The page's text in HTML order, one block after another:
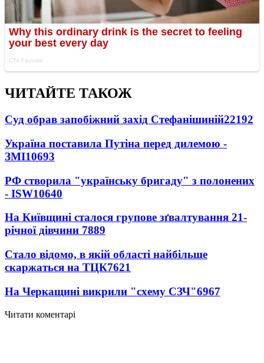
ЧИТАЙТЕ ТАКОЖ
Суд обрав запобіжний захід Стефанішиній22192
Україна поставила Путіна перед дилемою -
ЗМІ10693
РФ створила "українську бригаду" з полонених
- ISW10640
На Київщині сталося групове зґвалтування 21-
річної дівчини 7889
Стало відомо, в якій області найбільше
скаржаться на ТЦК7621
На Черкащині викрили "схему СЗЧ"6967
Читати коментарі